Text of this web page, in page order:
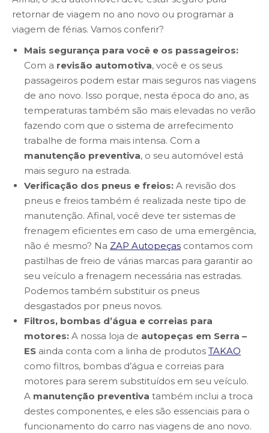
retornar de viagem no ano novo ou programar a
viagem de férias. Vamos conferir?
Mais segurança para você e os passageiros:
Com a revisão automotiva, você e os seus
passageiros podem estar mais seguros nas viagens
de ano novo. Isso porque, nesta época do ano, as
temperaturas também são mais elevadas no verão
fazendo com que o sistema de arrefecimento
trabalhe de forma mais intensa. Com a
manutenção preventiva, o seu automóvel está
mais seguro na estrada.
Verificação dos pneus e freios: A revisão dos
pneus e freios também é realizada neste tipo de
manutenção. Afinal, você deve ter sistemas de
frenagem eficientes em caso de uma emergência,
não é mesmo? Na ZAP Autopeças contamos com
pastilhas de freio de várias marcas para garantir ao
seu veículo a frenagem necessária nas estradas.
Podemos também substituir os pneus
desgastados por pneus novos.
Filtros, bombas d’água e correias para
motores: A nossa loja de autopeças em Serra –
ES ainda conta com a linha de produtos TAKAO
como filtros, bombas d’água e correias para
motores para serem substituídos em seu veículo.
A manutenção preventiva também inclui a troca
destes componentes, e eles são essenciais para o
funcionamento do carro nas viagens de ano novo.